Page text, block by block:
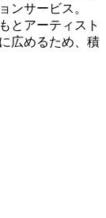
ンサービス。
とアーティスト
広めるため、積